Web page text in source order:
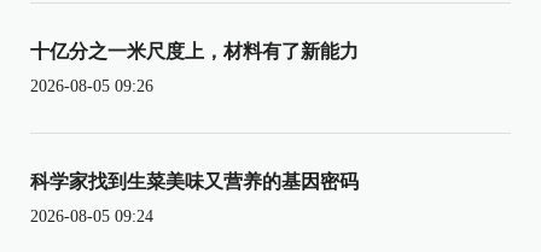
十亿分之一米尺度上，材料有了新能力
2026-08-05 09:26
科学家找到生菜美味又营养的基因密码
2026-08-05 09:24